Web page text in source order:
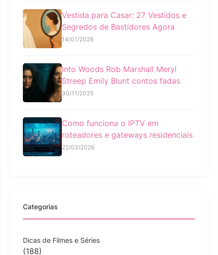
Vestida para Casar: 27 Vestidos e
Segredos de Bastidores Agora
14/01/2026
Into Woods Rob Marshall Meryl
Streep Emily Blunt contos fadas
30/11/2025
Como funciona o IPTV em
roteadores e gateways residenciais
22/03/2026
Categorias
Dicas de Filmes e Séries
(188)